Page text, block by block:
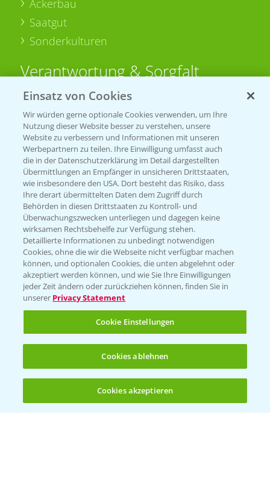
(noch 4)
Ackerbau
Saatgut
Sonderkulturen
Verantwortung & Sorgfalt
Sammelstellen und Termine
PRE - Chemikalien sicher entsorgen
Sammelstellen und Termine
Kontakt & Notfall
Beratung auf WhatsApp
T.+49 (0)174 346 564 1
KONTAKT
Hilfe in Notfällen
+49 (0)214/30-20220
Einsatz von Cookies
Wir würden gerne optionale Cookies verwenden, um Ihre
Nutzung dieser Website besser zu verstehen, unsere
Website zu verbessern und Informationen mit unseren
Werbepartnern zu teilen. Ihre Einwilligung umfasst auch
die in der Datenschutzerklärung im Detail dargestellten
Übermittlungen an Empfänger in unsicheren Drittstaaten,
wie insbesondere den USA. Dort besteht das Risiko, dass
Ihre derart übermittelten Daten dem Zugriff durch
Behörden in diesen Drittstaaten zu Kontroll- und
Überwachungszwecken unterliegen und dagegen keine
wirksamen Rechtsbehelfe zur Verfügung stehen.
Detaillierte Informationen zu unbedingt notwendigen
Cookies, ohne die wir die Webseite nicht verfügbar machen
können, und optionalen Cookies, die unten abgelehnt oder
akzeptiert werden können, und wie Sie Ihre Einwilligungen
jeder Zeit ändern oder zurückziehen können, finden Sie in
unserer Privacy Statement
Cookie Einstellungen
Cookies ablehnen
Cookies akzeptieren